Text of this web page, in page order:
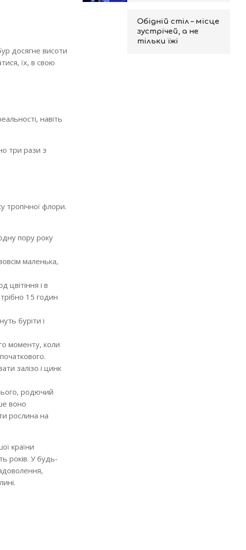
досягне висоти
їх, в свою
навіть
три рази з
тропічної флори.
пору року
маленька,
цвітіння і в
15 годин
буріти і
моменту, коли
залізо і цинк
родючий
воно
рослина на
країни
років. У будь-
Обідній стіл – місце
зустрічей, а не
тільки їжі